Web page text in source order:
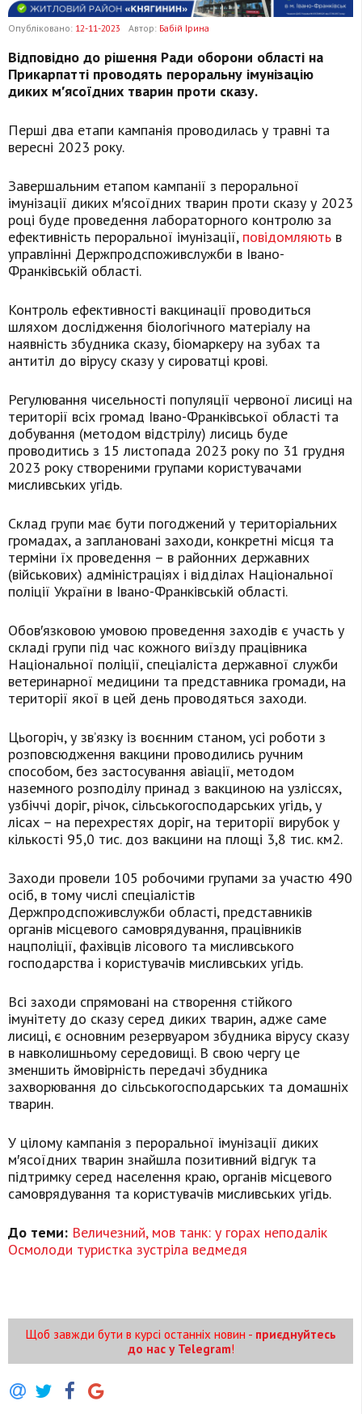
Опубліковано: 12-11-2023 Автор: Бабій Ірина
Відповідно до рішення Ради оборони області на
Прикарпатті проводять пероральну імунізацію
диких м′ясоїдних тварин проти сказу.
Перші два етапи кампанія проводилась у травні та
вересні 2023 року.
Завершальним етапом кампанії з пероральної
імунізації диких м′ясоїдних тварин проти сказу у 2023
році буде проведення лабораторного контролю за
ефективність пероральної імунізації, повідомляють в
управлінні Держпродспоживслужби в Івано-
Франківській області.
Контроль ефективності вакцинації проводиться
шляхом дослідження біологічного матеріалу на
наявність збудника сказу, біомаркеру на зубах та
антитіл до вірусу сказу у сироватці крові.
Регулювання чисельності популяції червоної лисиці на
території всіх громад Івано-Франківської області та
добування (методом відстрілу) лисиць буде
проводитись з 15 листопада 2023 року по 31 грудня
2023 року створеними групами користувачами
мисливських угідь.
Склад групи має бути погоджений у територіальних
громадах, а заплановані заходи, конкретні місця та
терміни їх проведення – в районних державних
(військових) адміністраціях і відділах Національної
поліції України в Івано-Франківській області.
Обов′язковою умовою проведення заходів є участь у
складі групи під час кожного виїзду працівника
Національної поліції, спеціаліста державної служби
ветеринарної медицини та представника громади, на
території якої в цей день проводяться заходи.
Цьогоріч, у зв’язку із воєнним станом, усі роботи з
розповсюдження вакцини проводились ручним
способом, без застосування авіації, методом
наземного розподілу принад з вакциною на узліссях,
узбіччі доріг, річок, сільськогосподарських угідь, у
лісах – на перехрестях доріг, на території вирубок у
кількості 95,0 тис. доз вакцини на площі 3,8 тис. км2.
Заходи провели 105 робочими групами за участю 490
осіб, в тому числі спеціалістів
Держпродспоживслужби області, представників
органів місцевого самоврядування, працівників
нацполіції, фахівців лісового та мисливського
господарства і користувачів мисливських угідь.
Всі заходи спрямовані на створення стійкого
імунітету до сказу серед диких тварин, адже саме
лисиці, є основним резервуаром збудника вірусу сказу
в навколишньому середовищі. В свою чергу це
зменшить ймовірність передачі збудника
захворювання до сільськогосподарських та домашніх
тварин.
У цілому кампанія з пероральної імунізації диких
м′ясоїдних тварин знайшла позитивний відгук та
підтримку серед населення краю, органів місцевого
самоврядування та користувачів мисливських угідь.
До теми: Величезний, мов танк: у горах неподалік
Осмолоди туристка зустріла ведмедя
Щоб завжди бути в курсі останніх новин - приєднуйтесь
до нас у Telegram!